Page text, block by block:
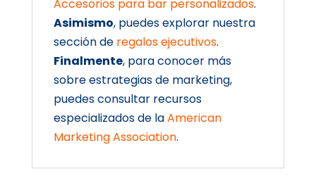
Accesorios para bar personalizados.
Asimismo, puedes explorar nuestra
sección de regalos ejecutivos.
Finalmente, para conocer más
sobre estrategias de marketing,
puedes consultar recursos
especializados de laAmerican
Marketing Association.